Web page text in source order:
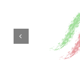
